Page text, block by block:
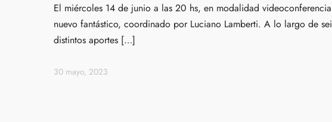
El miércoles 14 de junio a las 20 hs, en modalidad
nuevo fantástico, coordinado por Luciano Lamberti. A lo largo de
distintos aportes […]
30 mayo, 2023